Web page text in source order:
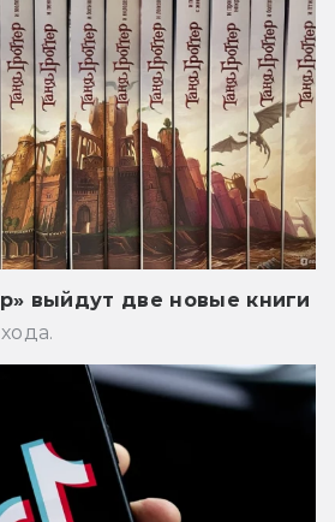
выйдут две новые книги